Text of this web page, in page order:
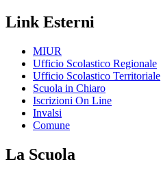
Link Esterni
MIUR
Ufficio Scolastico Regionale
Ufficio Scolastico Territoriale
Scuola in Chiaro
Iscrizioni On Line
Invalsi
Comune
La Scuola